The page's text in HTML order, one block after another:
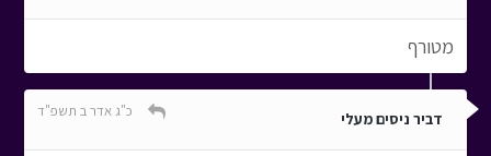
מטורף
דביר ניסים מעלי כ"ג אדר ב תשפ"ד